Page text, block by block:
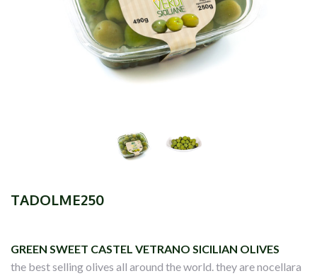
TADOLME250
GREEN SWEET CASTEL VETRANO SICILIAN OLIVES
the best selling olives all around the world. they are nocellara